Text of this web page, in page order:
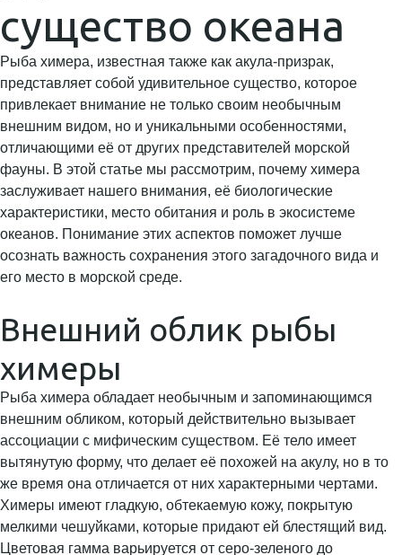
существо океана
Рыба химера, известная также как акула-призрак,
представляет собой удивительное существо, которое
привлекает внимание не только своим необычным
внешним видом, но и уникальными особенностями,
отличающими её от других представителей морской
фауны. В этой статье мы рассмотрим, почему химера
заслуживает нашего внимания, её биологические
характеристики, место обитания и роль в экосистеме
океанов. Понимание этих аспектов поможет лучше
осознать важность сохранения этого загадочного вида и
его место в морской среде.
Внешний облик рыбы
химеры
Рыба химера обладает необычным и запоминающимся
внешним обликом, который действительно вызывает
ассоциации с мифическим существом. Её тело имеет
вытянутую форму, что делает её похожей на акулу, но в то
же время она отличается от них характерными чертами.
Химеры имеют гладкую, обтекаемую кожу, покрытую
мелкими чешуйками, которые придают ей блестящий вид.
Цветовая гамма варьируется от серо-зеленого до